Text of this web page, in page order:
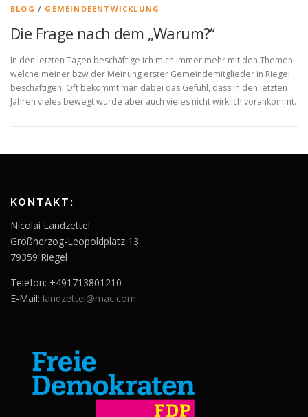
BLOG / GEMEINDEENTWICKLUNG
Die Frage nach dem „Warum?“
In den letzten Tagen beschäftige ich mich immer mehr mit den Themen
welche meiner bzw der Meinung erster Gemeindemitglieder in Riegel
beschäftigen. Oft bekommt man dabei das Gefühl, dass in den letzten
Jahren vieles bewegt wurde aber auch vieles nicht wirklich vorankommt.
KONTAKT:
Nicolai Landzettel
Großherzog-Leopoldplatz 13
79359 Riegel
Telefon: +491713801210
E-Mail: landzettel@mac.com